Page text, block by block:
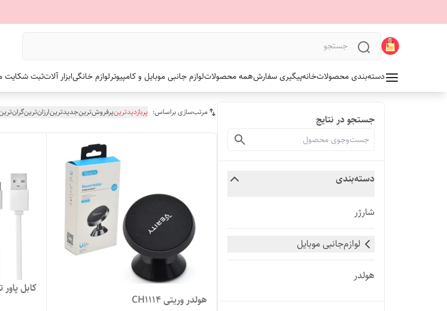
دسته‌بندی محصولاتخانهپیگیری سفارشهمه محصولاتلوازم جانبی موبایل و کامپیوترلوازم خانگیابزار آلاتثبت شکایت
جستجو در نتایج
دسته‌بندی
شارژر
لوازم‌جانبی موبایل
هولدر
مرتب‌سازی براساس: پربازدیدترینپرفروش‌ترینجدیدترینارزان‌ترین
هولدر وریتی CH1114
کابل پاور